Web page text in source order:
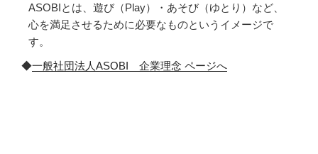
ASOBIとは、遊び（Play）・あそび（ゆとり）など、
心を満足させるために必要なものというイメージで
す。
◆一般社団法人ASOBI 企業理念 ページへ